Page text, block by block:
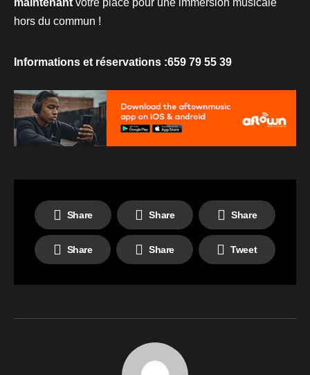
hors du commun !
Informations et réservations :659 79 55 39
Share Share Share
Share Share Tweet